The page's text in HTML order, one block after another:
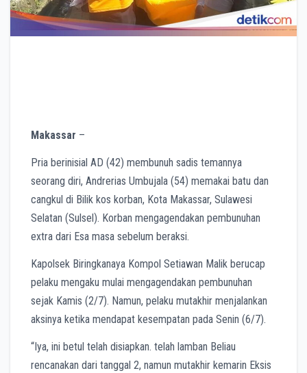
Makassar –
Pria berinisial AD (42) membunuh sadis temannya
seorang diri, Andrerias Umbujala (54) memakai batu dan
cangkul di Bilik kos korban, Kota Makassar, Sulawesi
Selatan (Sulsel). Korban mengagendakan pembunuhan
extra dari Esa masa sebelum beraksi.
Kapolsek Biringkanaya Kompol Setiawan Malik berucap
pelaku mengaku mulai mengagendakan pembunuhan
sejak Kamis (2/7). Namun, pelaku mutakhir menjalankan
aksinya ketika mendapat kesempatan pada Senin (6/7).
“Iya, ini betul telah disiapkan. telah lamban Beliau
rencanakan dari tanggal 2, namun mutakhir kemarin Eksis